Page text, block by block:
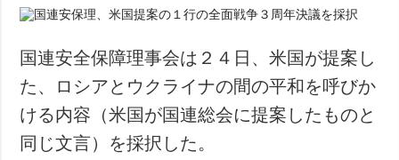
政治
防衛
社会・文化
スポーツ
犯罪
コンタクト
国連安全保障理事会は２４日、米国が提案し
た、ロシアとウクライナの間の平和を呼びか
ける内容（米国が国連総会に提案したものと
同じ文言）を採択した。